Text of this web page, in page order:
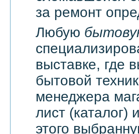
за ремонт
Любую
выставке, где
бытовой
менеджера
лист
этого